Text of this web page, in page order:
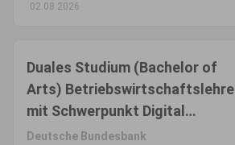
02.08.2026
Duales Studium (Bachelor of
Arts) Betriebswirtschaftslehre
mit Schwerpunkt Digital
Business Management an der
Deutsche Bundesbank